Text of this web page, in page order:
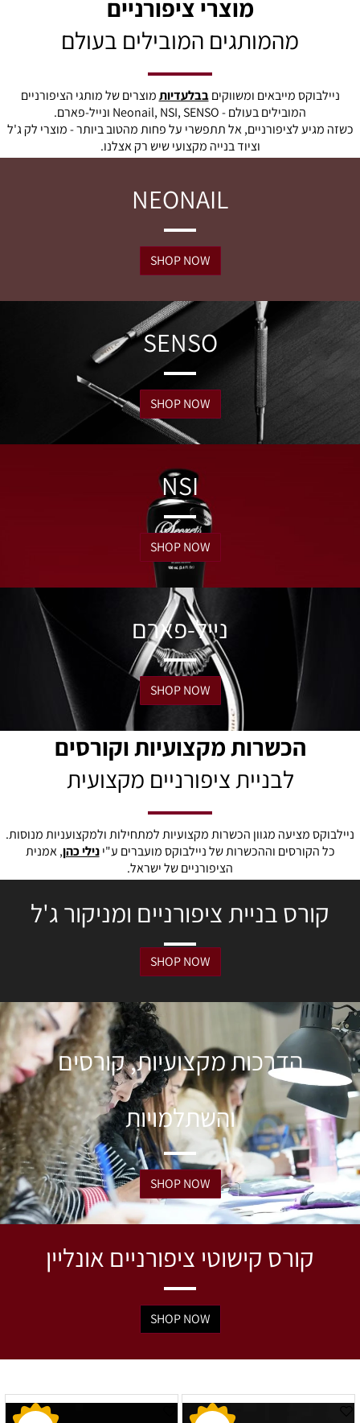
מוצרי ציפורניים
מהמותגים המובילים בעולם
ניילבוקס מייבאים ומשווקיםבבלעדיותמוצרים של מותגי הציפורניים
המובילים בעולם - Neonail, NSI, SENSO ונייל-פארם.
כשזה מגיע לציפורניים, אל תתפשרי על פחות מהטוב ביותר - מוצרי לק ג'ל
וציוד בנייה מקצועי שיש רק אצלנו.
NEONAIL
SHOP NOW
SENSO
SHOP NOW
NSI
SHOP NOW
נייל-פארם
SHOP NOW
הכשרות מקצועיות וקורסים
לבניית ציפורניים מקצועית
ניילבוקס מציעה מגוון הכשרות מקצועיות למתחילות ולמקצועניות מנוסות.
כל הקורסים וההכשרות של ניילבוקס מועברים ע"ינילי כהן, אמנית
הציפורניים של ישראל.
קורס בניית ציפורניים ומניקור ג'ל
SHOP NOW
הדרכות מקצועיות, קורסים
והשתלמויות
SHOP NOW
קורס קישוטי ציפורניים אונליין
SHOP NOW